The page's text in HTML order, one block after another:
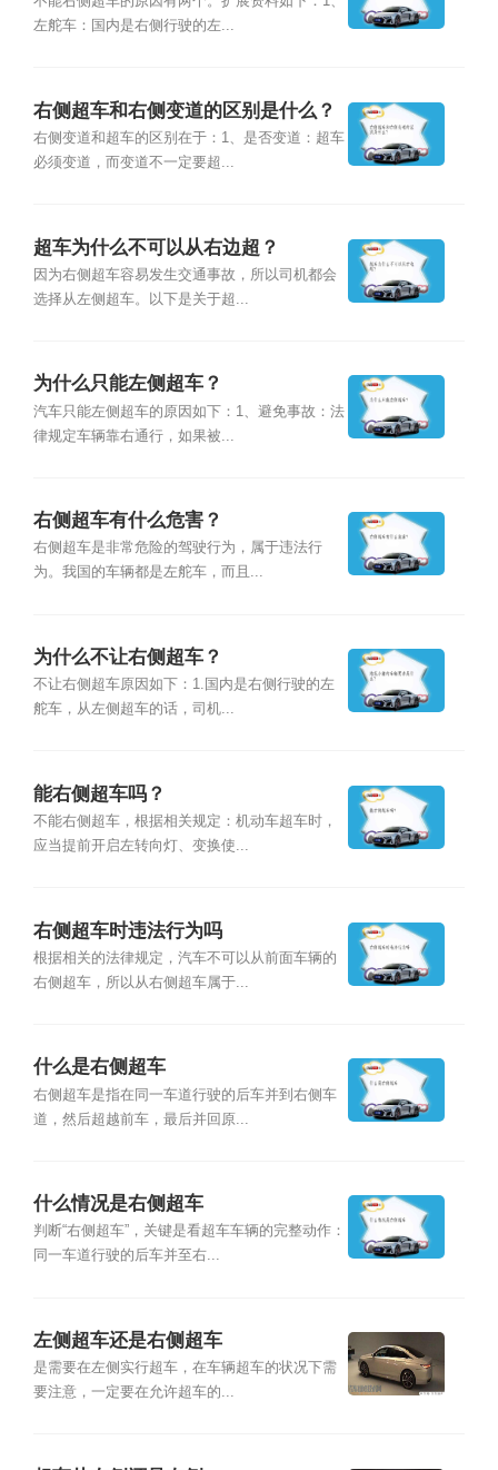
左舵车：国内是右侧行驶的左...
右侧超车和右侧变道的区别是什么？
右侧变道和超车的区别在于：1、是否变道：超车
必须变道，而变道不一定要超...
超车为什么不可以从右边超？
因为右侧超车容易发生交通事故，所以司机都会
选择从左侧超车。以下是关于超...
为什么只能左侧超车？
汽车只能左侧超车的原因如下：1、避免事故：法
律规定车辆靠右通行，如果被...
右侧超车有什么危害？
右侧超车是非常危险的驾驶行为，属于违法行
为。我国的车辆都是左舵车，而且...
为什么不让右侧超车？
不让右侧超车原因如下：1.国内是右侧行驶的左
舵车，从左侧超车的话，司机...
能右侧超车吗？
不能右侧超车，根据相关规定：机动车超车时，
应当提前开启左转向灯、变换使...
右侧超车时违法行为吗
根据相关的法律规定，汽车不可以从前面车辆的
右侧超车，所以从右侧超车属于...
什么是右侧超车
右侧超车是指在同一车道行驶的后车并到右侧车
道，然后超越前车，最后并回原...
什么情况是右侧超车
判断“右侧超车”，关键是看超车车辆的完整动作：
同一车道行驶的后车并至右...
左侧超车还是右侧超车
是需要在左侧实行超车，在车辆超车的状况下需
要注意，一定要在允许超车的...